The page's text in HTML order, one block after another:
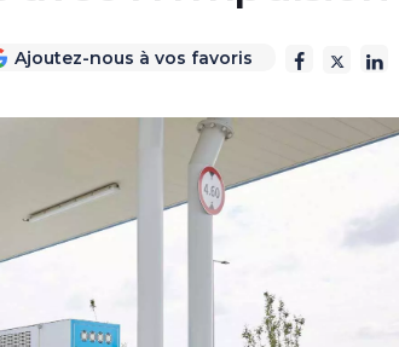
Ajoutez-nous à vos favoris